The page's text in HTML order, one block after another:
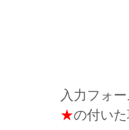
入力フォ
★の付いた